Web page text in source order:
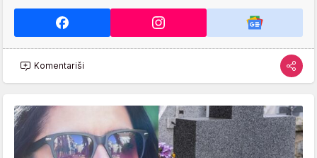
Komentariši